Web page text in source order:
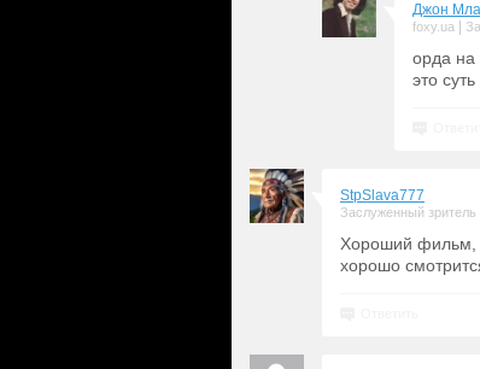
Джон
foxy.ua
орда на
это
StpSlava777
Заслуженный зритель
Хороший фильм,
хорошо